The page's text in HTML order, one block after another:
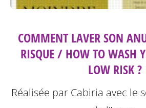
COMMENT LAVER SON
RISQUE / HOW TO WASH
LOW RISK ?
Réalisée par Cabiria avec le